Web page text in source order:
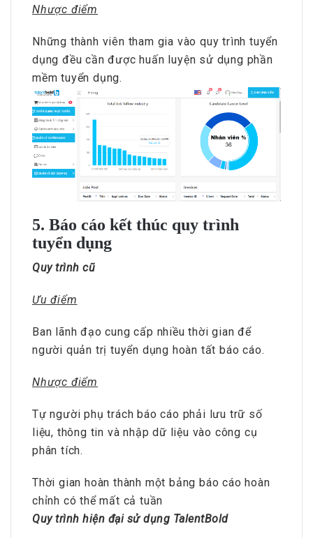
Nhược điểm
Những thành viên tham gia vào quy trình tuyển
dụng đều cần được huấn luyện sử dụng phần
mềm tuyển dụng.
5. Báo cáo kết thúc quy trình
tuyển dụng
Quy trình cũ
Ưu điểm
Ban lãnh đạo cung cấp nhiều thời gian để
người quản trị tuyển dụng hoàn tất báo cáo.
Nhược điểm
Tự người phụ trách báo cáo phải lưu trữ số
liệu, thông tin và nhập dữ liệu vào công cụ
phân tích.
Thời gian hoàn thành một bảng báo cáo hoàn
chỉnh có thể mất cả tuần
Quy trình hiện đại sử dụng TalentBold